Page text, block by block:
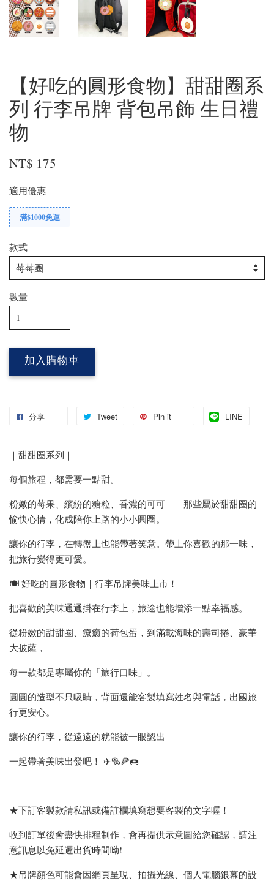
【好吃的圓形食物】甜甜圈系
列 行李吊牌 背包吊飾 生日禮
物
NT$ 175
適用優惠
滿$1000免運
款式
數量
加入購物車
分享 Tweet Pin it LINE
｜甜甜圈系列｜
每個旅程，都需要一點甜。
粉嫩的莓果、繽紛的糖粒、香濃的可可——那些屬於甜甜圈的
愉快心情，化成陪你上路的小小圓圈。
讓你的行李，在轉盤上也能帶著笑意。帶上你喜歡的那一味，
把旅行變得更可愛。
🍽 好吃的圓形食物｜行李吊牌美味上市！
把喜歡的美味通通掛在行李上，旅途也能增添一點幸福感。
從粉嫩的甜甜圈、療癒的荷包蛋，到滿載海味的壽司捲、豪華
大披薩，
每一款都是專屬你的「旅行口味」。
圓圓的造型不只吸睛，背面還能客製填寫姓名與電話，出國旅
行更安心。
讓你的行李，從遠遠的就能被一眼認出——
一起帶著美味出發吧！ ✈️🥯🍕🍩
★下訂客製款請私訊或備註欄填寫想要客製的文字喔！
收到訂單後會盡快排程制作，會再提供示意圖給您確認，請注
意訊息以免延遲出貨時間呦!
★吊牌顏色可能會因網頁呈現、拍攝光線、個人電腦銀幕的設